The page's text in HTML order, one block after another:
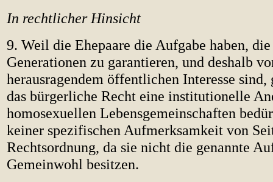
In rechtlicher Hinsicht
9. Weil die Ehepaare die Aufgabe haben,
Generationen zu garantieren, und deshalb
herausragendem öffentlichen Interesse sind,
das bürgerliche Recht eine institutionelle
homosexuellen Lebensgemeinschaften
keiner spezifischen Aufmerksamkeit von
Rechtsordnung, da sie nicht die genannte
Gemeinwohl besitzen.